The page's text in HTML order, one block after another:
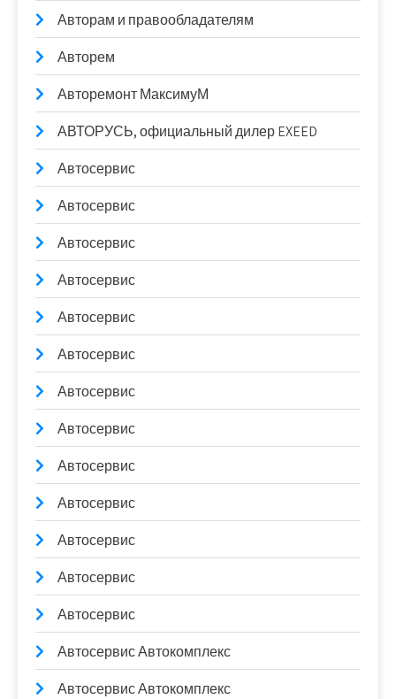
Авторам и правообладателям
Авторем
Авторемонт МаксимуМ
АВТОРУСЬ, официальный дилер EXEED
Автосервис
Автосервис
Автосервис
Автосервис
Автосервис
Автосервис
Автосервис
Автосервис
Автосервис
Автосервис
Автосервис
Автосервис
Автосервис
Автосервис Автокомплекс
Автосервис Автокомплекс